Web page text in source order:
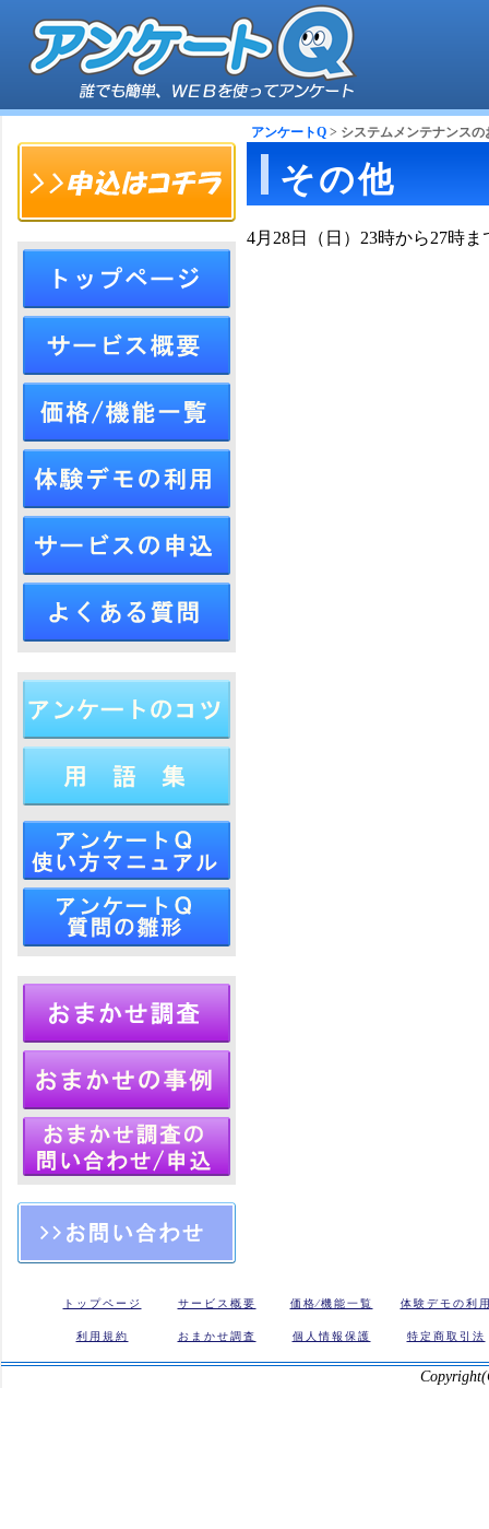
アンケートQ > システムメンテナンスの
その他
4月28日（日）23時から27時
トップページ サービス概要 価格⁄機能一覧 体験デモの利
利用規約 おまかせ調査 個人情報保護 特定商取引法